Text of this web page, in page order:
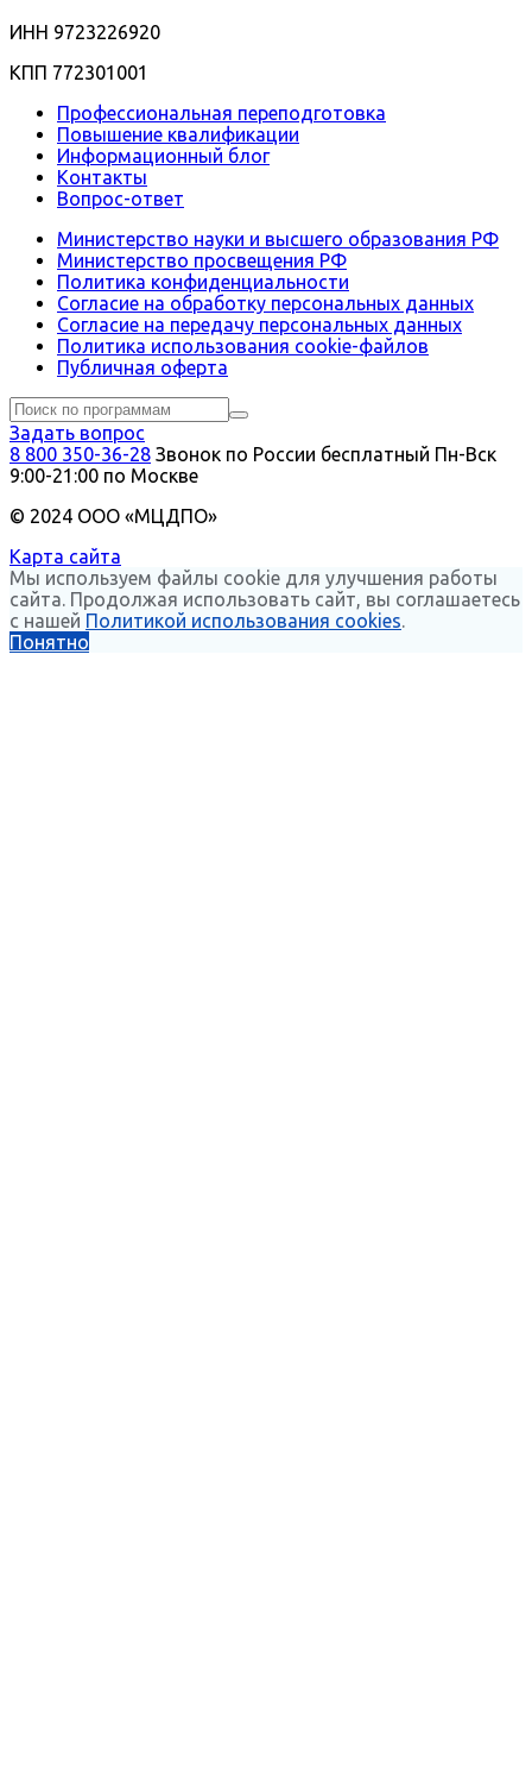
ИНН 9723226920
КПП 772301001
Профессиональная переподготовка
Повышение квалификации
Информационный блог
Контакты
Вопрос-ответ
Министерство науки и высшего образования РФ
Министерство просвещения РФ
Политика конфиденциальности
Согласие на обработку персональных данных
Согласие на передачу персональных данных
Политика использования сookie-файлов
Публичная оферта
Задать вопрос
8 800 350-36-28 Звонок по России бесплатный Пн-Вск
9:00-21:00 по Москве
© 2024 ООО «МЦДПО»
Карта сайта
Мы используем файлы cookie для улучшения работы
сайта. Продолжая использовать сайт, вы соглашаетесь
с нашей Политикой использования cookies
Понятно